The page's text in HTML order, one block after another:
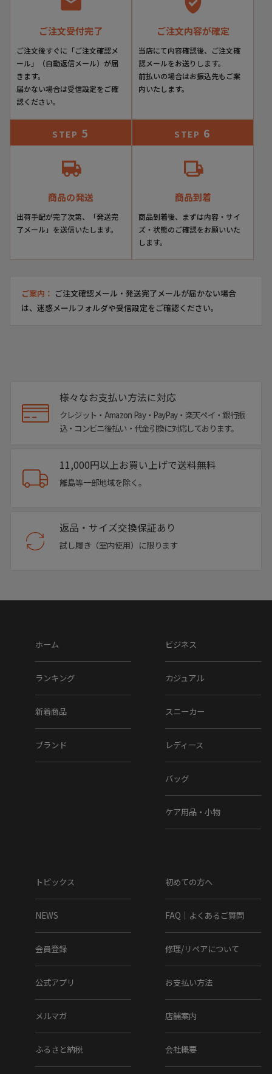
ご注文受付完了
ご注文後すぐに「ご注文確認メ
ール」（自動返信メール）が届
きます。
届かない場合は受信設定をご確
認ください。
ご注文内容が確定
当店にて内容確認後、ご注文確
認メールをお送りします。
前払いの場合はお振込先もご案
内いたします。
STEP 5
商品の発送
出荷手配が完了次第、「発送完
了メール」を送信いたします。
STEP 6
商品到着
商品到着後、まずは内容・サイ
ズ・状態のご確認をお願いいた
します。
ご案内： ご注文確認メール・発送完了メールが届かない場合
は、迷惑メールフォルダや受信設定をご確認ください。
様々なお支払い方法に対応
クレジット・Amazon Pay・PayPay・楽天ペイ・銀行振
込・コンビニ後払い・代金引換に対応しております。
11,000円以上お買い上げで送料無料
離島等一部地域を除く。
返品・サイズ交換保証あり
試し履き（室内使用）に限ります
ホーム
ランキング
新着商品
ブランド
ビジネス
カジュアル
スニーカー
レディース
バッグ
ケア用品・小物
トピックス
NEWS
会員登録
公式アプリ
メルマガ
ふるさと納税
初めての方へ
FAQ｜よくあるご質問
修理/リペアについて
お支払い方法
店舗案内
会社概要